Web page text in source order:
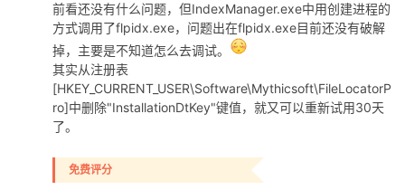
前看还没有什么问题，但IndexManager.exe中用创建进程的
方式调用了flpidx.exe，问题出在flpidx.exe目前还没有破解
掉，主要是不知道怎么去调试。
其实从注册表
[HKEY_CURRENT_USER\Software\Mythicsoft\FileLocatorP
ro]中删除"InstallationDtKey"键值，就又可以重新试用30天
了。
免费评分